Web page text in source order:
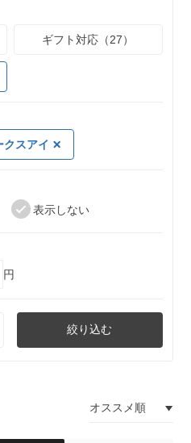
ギフト対応（27）
クスアイ
表示しない
円
絞り込む